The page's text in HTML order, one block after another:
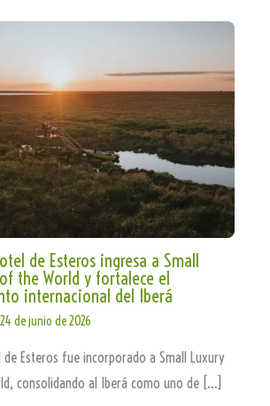
de Esteros ingresa a Small
the World y fortalece el
internacional del Iberá
24 de junio de 2026
de Esteros fue incorporado a Small Luxury
consolidando al Iberá como uno de […]